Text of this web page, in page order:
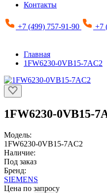
Контакты
+7 (499) 757-91-90 +7
Главная
1FW6230-0VB15-7AC2
1FW6230-0VB15-
Модель:
1FW6230-0VB15-7AC2
Наличие:
Под заказ
Бренд:
SIEMENS
Цена по запросу